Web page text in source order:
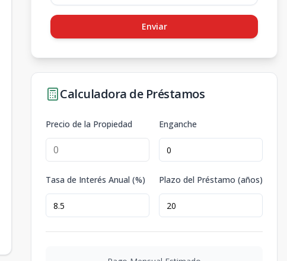
Enviar
Calculadora de Préstamos
Precio de la Propiedad Enganche
Tasa de Interés Anual (%) Plazo del Préstamo (años)